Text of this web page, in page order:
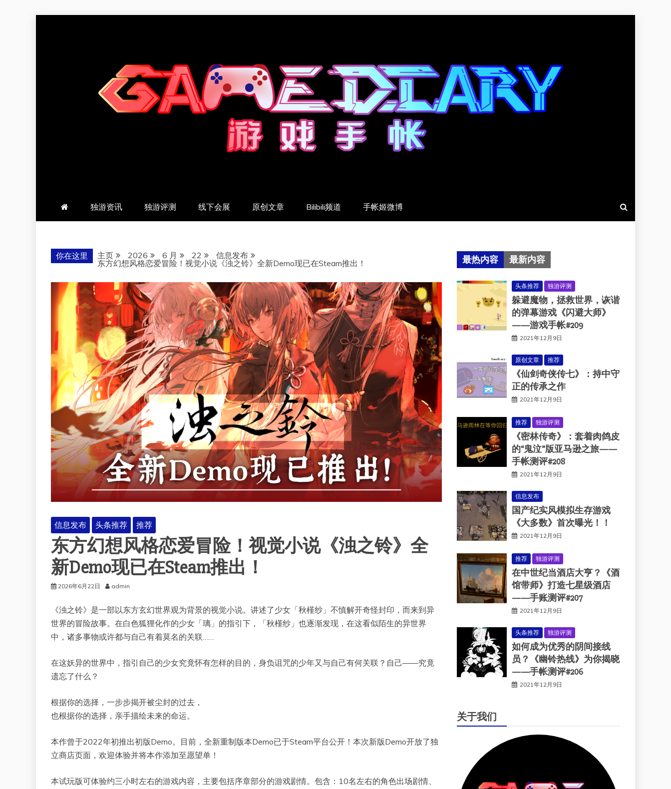
羽风手帐姬
独游资讯 独游评测 线下会展 原创文章 Bilibili频道 手帐姬微博
你在这里 主页 2026 6 月 22
信息发布
东方幻想风格恋爱冒险！视觉小说《浊之铃》全新Demo现已在Steam推出！
信息发布 头条推荐 推荐
东方幻想风格恋爱冒险！视觉小说《浊之铃》全
新Demo现已在Steam推出！
2026年6月22日 admin
《浊之铃》是一部以东方玄幻世界观为背景的视觉小说。讲述了少女「秋槿纱」不慎解开奇怪封印，而来到异
世界的冒险故事。在白色狐狸化作的少女「璃」的指引下，「秋槿纱」也逐渐发现，在这看似陌生的异世界
中，诸多事物或许都与自己有着莫名的关联……
在这妖异的世界中，指引自己的少女究竟怀有怎样的目的，身负诅咒的少年又与自己有何关联？自己——究竟
遗忘了什么？
根据你的选择，一步步揭开被尘封的过去，
也根据你的选择，亲手描绘未来的命运。
本作曾于2022年初推出初版Demo。目前，全新重制版本Demo已于Steam平台公开！本次新版Demo开放了独
立商店页面，欢迎体验并将本作添加至愿望单！
本试玩版可体验约三小时左右的游戏内容，主要包括序章部分的游戏剧情。包含：10名左右的角色出场剧情、
最热内容 最新内容
头条推荐 独游评测
躲避魔物，拯救世界，诙谐
的弹幕游戏《闪避大师》
——游戏手帐#209
2021年12月9日
原创文章 推荐
《仙剑奇侠传七》：持中守
正的传承之作
2021年12月9日
推荐 独游评测
《密林传奇》：套着肉鸽皮
的“鬼泣”版亚马逊之旅——
手帐测评#208
2021年12月9日
信息发布
国产纪实风模拟生存游戏
《大多数》首次曝光！！
2021年12月9日
推荐 独游评测
在中世纪当酒店大亨？《酒
馆带师》打造七星级酒店
——手账测评#207
2021年12月9日
头条推荐 独游评测
如何成为优秀的阴间接线
员？《幽铃热线》为你揭晓
——手帐测评#206
2021年12月9日
关于我们